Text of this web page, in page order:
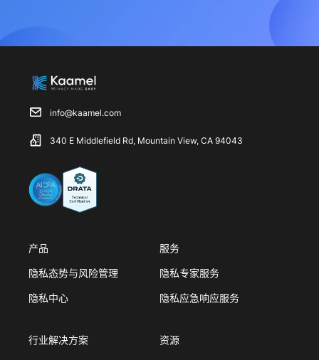
info@kaamel.com
340 E Middlefield Rd, Mountain View, CA 94043
产品
隐私态势与风险管理
隐私中心
服务
隐私专家服务
隐私应急响应服务
行业解决方案 资源